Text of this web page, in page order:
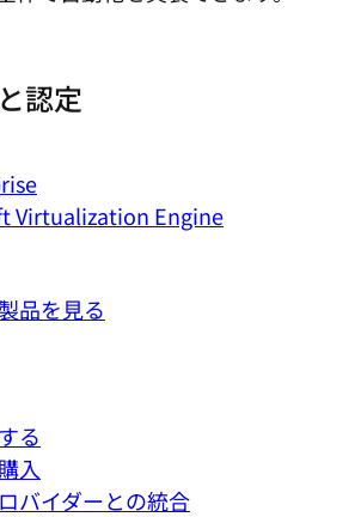
認定
Virtualization Engine
品を見る
る
入
バイダーとの統合